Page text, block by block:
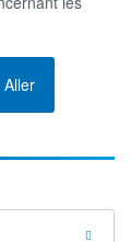
Allerà la page